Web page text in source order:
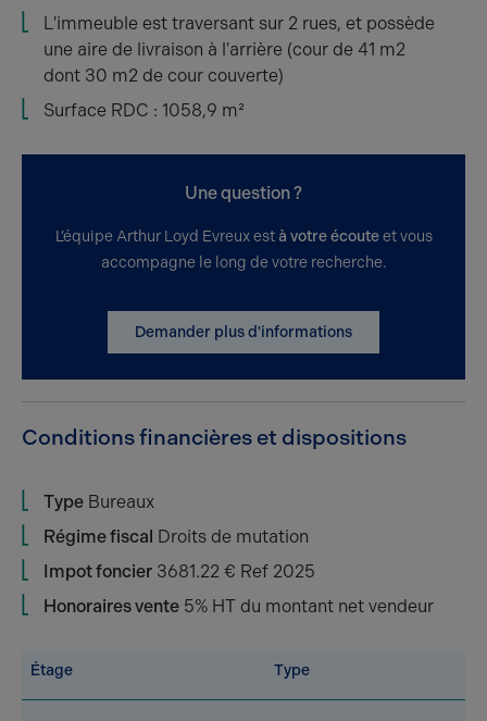
L'immeuble est traversant sur 2 rues, et possède
une aire de livraison à l'arrière (cour de 41 m2
dont 30 m2 de cour couverte)
Surface RDC : 1058,9 m²
Une question ?
L’équipe Arthur Loyd Evreux est à votre écouteet vous
accompagne le long de votre recherche.
Demander plus d'informations
Conditions financières et dispositions
Type Bureaux
Régime fiscal Droits de mutation
Impot foncier 3681.22 € Ref 2025
Honoraires vente 5% HT du montant net vendeur
Étage Type